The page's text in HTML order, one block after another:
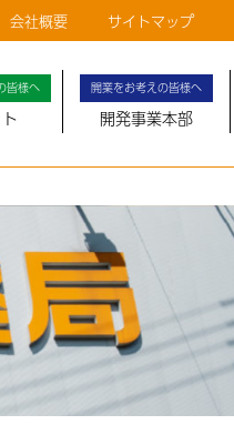
皆様へ 開業をお考えの皆様へ
開発事業本部
会社概要 サイトマップ